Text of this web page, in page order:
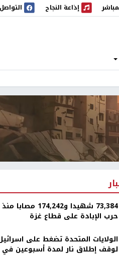
إذاعة النجاح
إذاعة النجاح
73,384 شهيدا و174,242
حرب الإبادة على قطاع غزة
الولايات المتحدة تضغط على
لوقف إطلاق نار لمدة أسبوعين في